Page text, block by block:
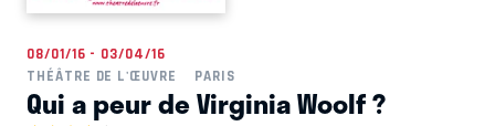
08/01/16 - 03/04/16
THÉÂTRE DE L'ŒUVRE
PARIS
Qui a peur de Virginia Woolf ?